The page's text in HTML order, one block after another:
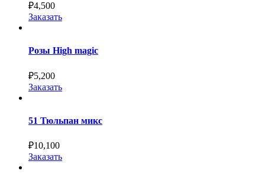
₽4,500
Заказать
Розы High magic
₽5,200
Заказать
51 Тюльпан микс
₽10,100
Заказать